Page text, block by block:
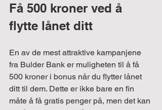
Få 500 kroner ved å
flytte lånet ditt
En av de mest attraktive kampanjene
fra Bulder Bank er muligheten til å få
500 kroner i bonus når du flytter lånet
ditt til dem. Dette er ikke bare en fin
måte å få gratis penger på, men det kan